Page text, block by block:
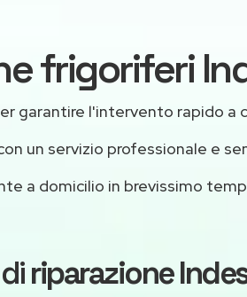
frigoriferi
garantire l'intervento rapido a
un servizio professionale e
a domicilio in brevissimo
riparazione